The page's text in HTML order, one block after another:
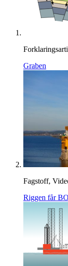
Graben
Fagstoff,
Riggen får